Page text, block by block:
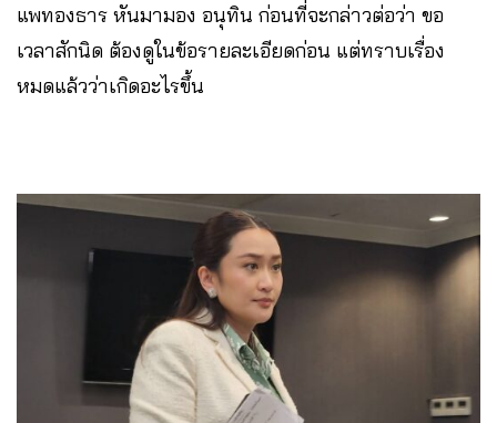
แพทองธาร หันมามอง อนุทิน ก่อนที่จะกล่าวต่อว่า ขอ
เวลาสักนิด ต้องดูในข้อรายละเอียดก่อน แต่ทราบเรื่อง
หมดแล้วว่าเกิดอะไรขึ้น